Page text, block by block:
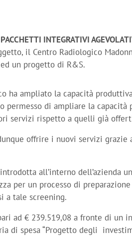
INTEGRATIVI
il Centro Radiologico
un progetto di R&S.
ha ampliato la capacità
permesso di ampliare la capacità
servizi rispetto a quelli già
offrire i nuovi servizi grazie
all’interno dell’azienda
per un processo di
a tale screening.
ad € 239.519,08 a fronte di un
di spesa “Progetto degli